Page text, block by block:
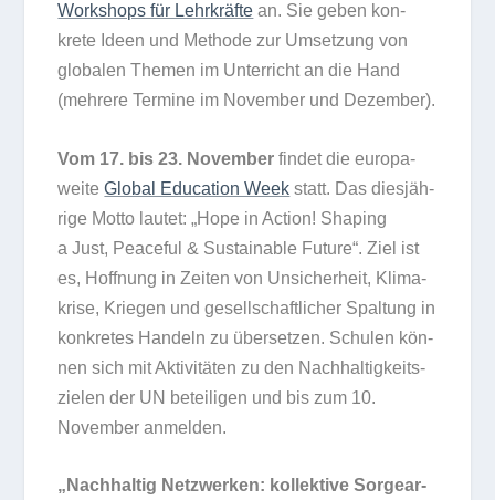
Work­shops für Lehr­kräfte an. Sie geben kon­
krete Ideen und Methode zur Umset­zung von
glo­ba­len The­men im Unter­richt an die Hand
(meh­rere Ter­mine im Novem­ber und Dezember).
Vom 17. bis 23. Novem­berfin­det die euro­pa­
weiteGlo­bal Edu­ca­tion Week statt. Das dies­jäh­
rige Motto lau­tet: „Hope in Action! Sha­ping
a Just, Peaceful & Sus­tainable Future“. Ziel ist
es, Hoff­nung in Zei­ten von Unsi­cher­heit, Kli­ma­
krise, Krie­gen und gesell­schaft­li­cher Spal­tung in
kon­kre­tes Han­deln zu über­set­zen. Schu­len kön­
nen sich mit Akti­vi­tä­ten zu den Nach­hal­tig­keits­
zie­len der UN betei­li­gen und bis zum 10.
Novem­ber anmelden.
„Nach­hal­tig Netz­wer­ken: kol­lek­tive Sor­ge­ar­